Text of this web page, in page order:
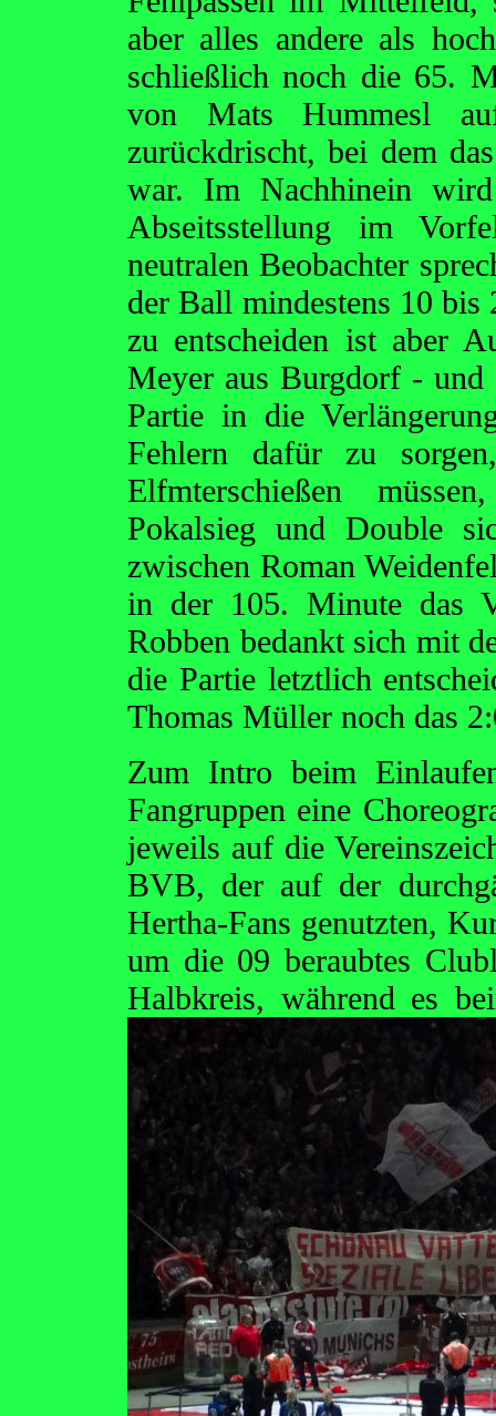
aber alles andere als
schließlich noch die 65.
von Mats Hummesl
zurückdrischt, bei dem
war. Im Nachhinein
Abseitsstellung im
neutralen Beobachter
der Ball mindestens 10
zu entscheiden ist aber
Meyer aus Burgdorf - und
Partie in die
Fehlern dafür zu
Elfmterschießen
Pokalsieg und Double
zwischen Roman
in der 105. Minute das
Robben bedankt sich mit
die Partie letztlich
Thomas Müller noch das
Zum Intro beim
Fangruppen eine
jeweils auf die
BVB, der auf der
Hertha-Fans genutzten,
um die 09 beraubtes
Halbkreis, während es